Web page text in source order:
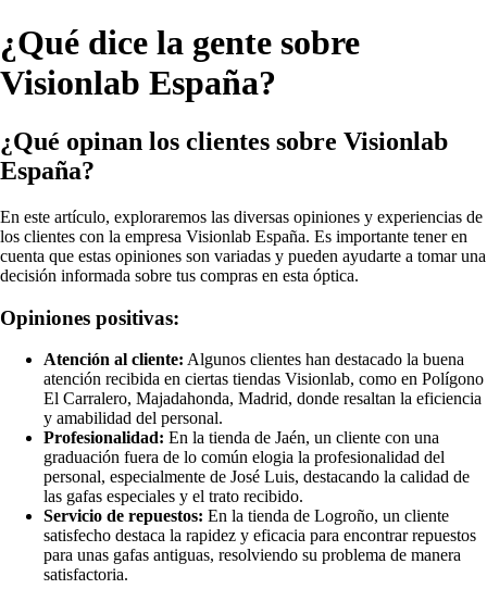
¿Qué dice la gente sobre
Visionlab España?
¿Qué opinan los clientes sobre Visionlab
España?
En este artículo, exploraremos las diversas opiniones y experiencias de
los clientes con la empresa Visionlab España. Es importante tener en
cuenta que estas opiniones son variadas y pueden ayudarte a tomar una
decisión informada sobre tus compras en esta óptica.
Opiniones positivas:
Atención al cliente: Algunos clientes han destacado la buena
atención recibida en ciertas tiendas Visionlab, como en Polígono
El Carralero, Majadahonda, Madrid, donde resaltan la eficiencia
y amabilidad del personal.
Profesionalidad: En la tienda de Jaén, un cliente con una
graduación fuera de lo común elogia la profesionalidad del
personal, especialmente de José Luis, destacando la calidad de
las gafas especiales y el trato recibido.
Servicio de repuestos: En la tienda de Logroño, un cliente
satisfecho destaca la rapidez y eficacia para encontrar repuestos
para unas gafas antiguas, resolviendo su problema de manera
satisfactoria.